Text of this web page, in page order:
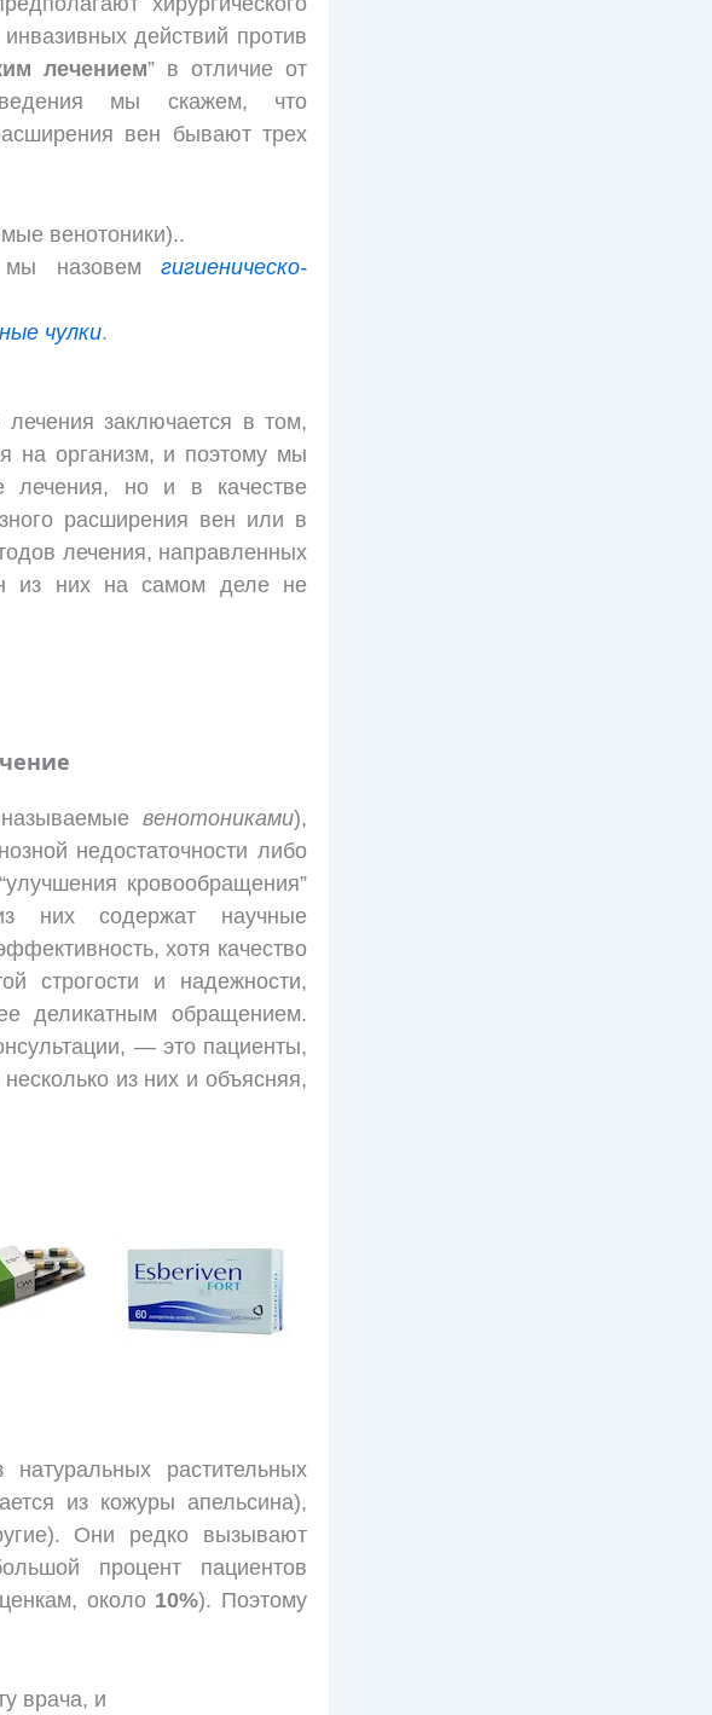
действий против
лечением” в отличие от
мы скажем, что
вен бывают трех
венотоники)..
мы назовем гигиеническо-
чулки.
лечения заключается в том,
на организм, и поэтому мы
лечения, но и в качестве
расширения вен или в
лечения, направленных
из них на самом деле не
венотониками),
недостаточности либо
кровообращения”
них содержат научные
хотя качество
строгости и надежности,
деликатным обращением.
— это пациенты,
из них и объясняя,
растительных
из кожуры апельсина),
Они редко вызывают
процент пациентов
около 10%). Поэтому
врача, и